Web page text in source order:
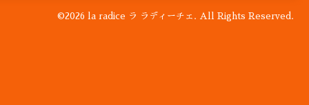
©2026 la radice ラ ラディーチェ . All Rights Reserved.